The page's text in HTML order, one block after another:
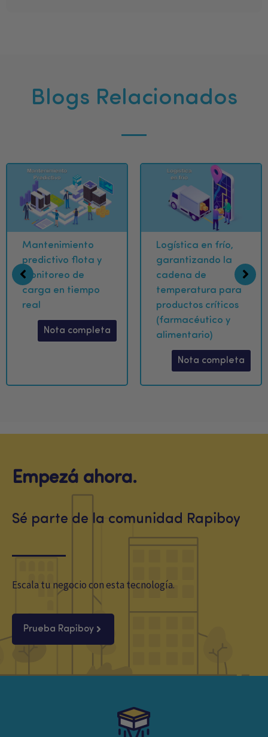
Blogs Relacionados
Mantenimiento
predictivo flota y
monitoreo de
carga en tiempo
real
Nota completa
Logística en frío,
garantizando la
cadena de
temperatura para
productos críticos
(farmacéutico y
alimentario)
Nota completa
Empezá ahora.
Sé parte de la comunidad Rapiboy
Escala tu negocio con esta tecnología.
Prueba Rapiboy